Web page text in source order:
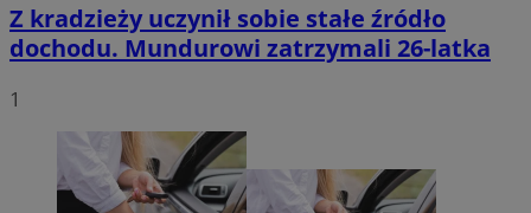
Z kradzieży uczynił sobie stałe źródło
dochodu. Mundurowi zatrzymali 26-latka
1